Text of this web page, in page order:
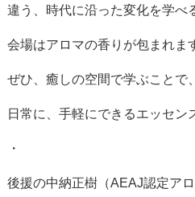
違う、時代に沿った変化を学べ
会場はアロマの香りが包まれま
ぜひ、癒しの空間で学ぶことで
日常に、手軽にできるエッセン
・
後援の中納正樹（AEAJ認定ア